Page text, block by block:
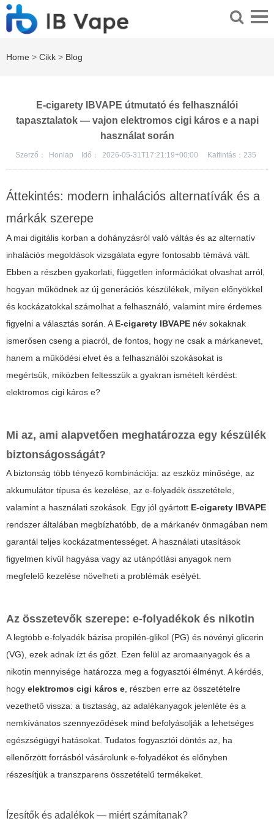
Home > Cikk > Blog
E-cigarety IBVAPE útmutató és felhasználói
tapasztalatok — vajon elektromos cigi káros e a napi
használat során
Szerző： Honlap Idő： 2026-05-31T17:21:19+00:00 Kattintás： 235
Áttekintés: modern inhalációs alternatívák és a
márkák szerepe
A mai digitális korban a dohányzásról való váltás és az alternatív
inhalációs megoldások vizsgálata egyre fontosabb témává vált.
Ebben a részben gyakorlati, független információkat olvashat arról,
hogyan működnek az új generációs készülékek, milyen előnyökkel
és kockázatokkal számolhat a felhasználó, valamint mire érdemes
figyelni a választás során. AE-cigarety IBVAPE név sokaknak
ismerősen cseng a piacról, de fontos, hogy ne csak a márkanevet,
hanem a működési elvet és a felhasználói szokásokat is
megértsük, miközben feltesszük a gyakran ismételt kérdést:
elektromos cigi káros e?
Mi az, ami alapvetően meghatározza egy készülék
biztonságosságát?
A biztonság több tényező kombinációja: az eszköz minősége, az
akkumulátor típusa és kezelése, az e-folyadék összetétele,
valamint a használati szokások. Egy jól gyártott E-cigarety IBVAPE
rendszer általában megbízhatóbb, de a márkanév önmagában nem
garantál teljes kockázatmentességet. A használati utasítások
figyelmen kívül hagyása vagy az utánpótlási anyagok nem
megfelelő kezelése növelheti a problémák esélyét.
Az összetevők szerepe: e-folyadékok és nikotin
A legtöbb e-folyadék bázisa propilén-glikol (PG) és növényi glicerin
(VG), ezek adnak ízt és gőzt. Ezen felül az aromaanyagok és a
nikotin mennyisége határozza meg a fogyasztói élményt. A kérdés,
hogy elektromos cigi káros e, részben erre az összetételre
vezethető vissza: a tisztaság, az adalékanyagok jelenléte és a
nemkívánatos szennyeződések mind befolyásolják a lehetséges
egészségügyi hatásokat. Tudatos fogyasztói döntés az, ha
ellenőrzött forrásból vásárolunk e-folyadékot és előnyben
részesítjük a transzparens összetételű termékeket.
Ízesítők és adalékok — miért számítanak?